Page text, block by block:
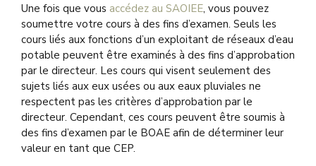
Une fois que vous accédez au SAOIEE, vous pouvez
soumettre votre cours à des fins d’examen. Seuls les
cours liés aux fonctions d’un exploitant de réseaux d’eau
potable peuvent être examinés à des fins d’approbation
par le directeur. Les cours qui visent seulement des
sujets liés aux eux usées ou aux eaux pluviales ne
respectent pas les critères d’approbation par le
directeur. Cependant, ces cours peuvent être soumis à
des fins d’examen par le BOAE afin de déterminer leur
valeur en tant que CEP.